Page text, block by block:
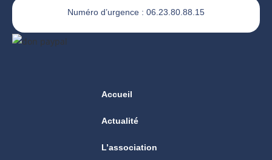
Numéro d’urgence : 06.23.80.88.15
Accueil
Actualité
L’association